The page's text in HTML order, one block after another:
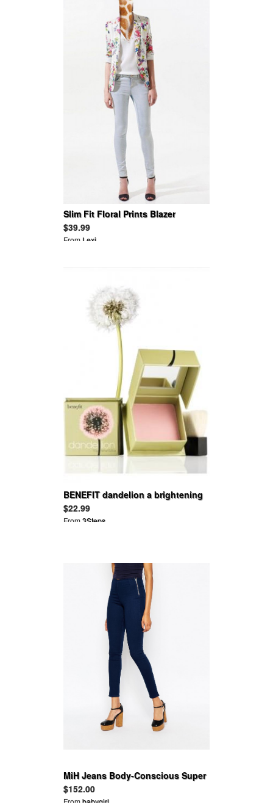
Slim Fit Floral Prints Blazer
$39.99
From Lexi
BENEFIT dandelion a brightening
face powder
$22.99
From3Steps
MiH Jeans Body-Conscious Super
Skinny Pants
$152.00
Frombabygirl